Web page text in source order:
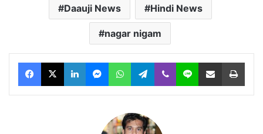
Daauji News Hindi News
nagar nigam
Facebook
X LinkedInMessengerWhatsAppTelegram
Viber Line Share via Email Print